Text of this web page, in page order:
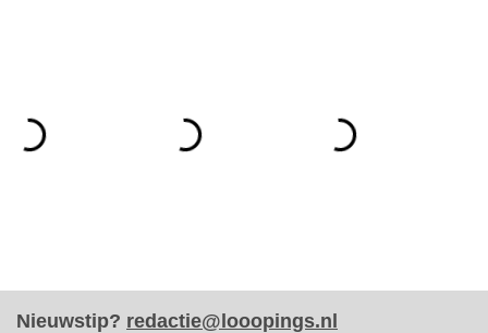
Nieuwstip? redactie@looopings.nl